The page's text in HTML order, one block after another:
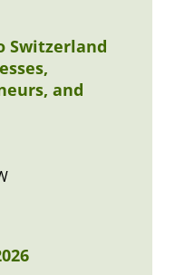
Switzerland
and